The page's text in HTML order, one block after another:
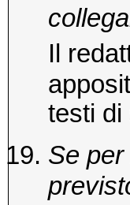
Il
testi di
Se